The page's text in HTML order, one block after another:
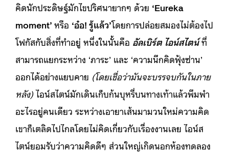
คิดนักประดิษฐ์มักไขปริศนายากๆ ด้วย ‘Eureka
moment’ หรือ ‘อ๋อ! รู้แล้ว’โดยการปล่อยสมองไม่ต้องไป
โฟกัสกับสิ่งที่ทำอยู่ หนึ่งในนั้นคือ อัลเบิร์ต ไอน์สไตน์ที่
สามารถแยกระหว่าง ‘ภาระ’ และ ‘ความนึกคิดฟุ้งซ่าน’
ออกได้อย่างแยบคาย (โดยเชื่อว่ามันจะบรรจบกันในภาย
หลัง)ไอน์สไตน์มักเดินเก็บก้นบุหรี่บนทางเท้าแล้วพึมพำ
อะไรอยู่คนเดียว ระหว่างเอายาเส้นมามวนใหม่ความคิด
เขาก็เตลิดไปไกลโดยไม่คิดเกี่ยวกับเรื่องงานเลย ไอน์ส
ไตน์ยอมรับว่าความคิดดีๆ ส่วนใหญ่เกิดนอกห้องทดลอง